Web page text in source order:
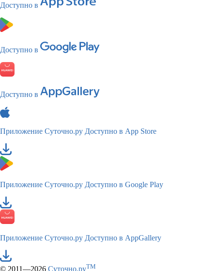
Доступно в
Доступно в
Доступно в
Приложение Суточно.ру Доступно в App Store
Приложение Суточно.ру Доступно в Google Play
Приложение Суточно.ру Доступно в AppGallery
© 2011—2026 Суточно.руTM